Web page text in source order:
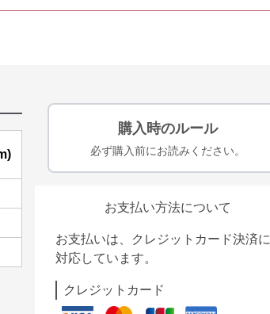
購入時のルール
必ず購入前にお読みください。
お支払い方法について
お支払いは、クレジットカード決済に
対応しています。
クレジットカード